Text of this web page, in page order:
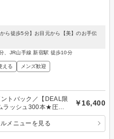
ら徒歩5分】お目元から【美】のお手伝
、JR山手線 新宿駅 徒歩10分
える メンズ歓迎
トバック／【DEAL限
ラッシュ300本★圧倒
￥16,400
メニューを見る